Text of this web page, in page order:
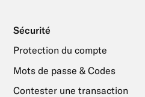
Sécurité
Protection du compte
Mots de passe & Codes
Contester une transaction